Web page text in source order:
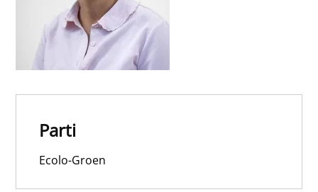
Parti
Ecolo-Groen